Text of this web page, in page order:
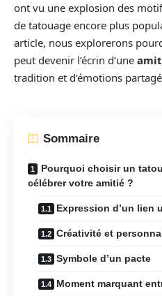
ont vu une explosion des
de tatouage encore plus
article, nous explorerons
peut devenir l’écrin d’une
tradition et d’émotions
Sommaire
Pourquoi choisir un
célébrer votre amitié ?
Expression d’un lien
Créativité et
Symbole d’un pacte
Moment marquant